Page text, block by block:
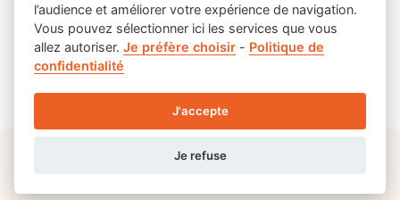
Les labels
l’audience et améliorer votre expérience de navigation.
Vous pouvez sélectionner ici les services que vous
allez autoriser.Je préfère choisir - Politique de
confidentialité
J'accepte
Je refuse